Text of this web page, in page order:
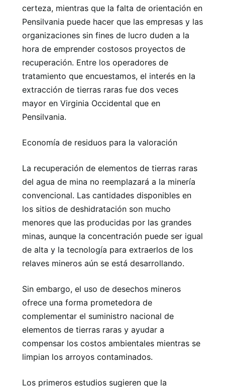
certeza, mientras que la falta de orientación en
Pensilvania puede hacer que las empresas y las
organizaciones sin fines de lucro duden a la
hora de emprender costosos proyectos de
recuperación. Entre los operadores de
tratamiento que encuestamos, el interés en la
extracción de tierras raras fue dos veces
mayor en Virginia Occidental que en
Pensilvania.
Economía de residuos para la valoración
La recuperación de elementos de tierras raras
del agua de mina no reemplazará a la minería
convencional. Las cantidades disponibles en
los sitios de deshidratación son mucho
menores que las producidas por las grandes
minas, aunque la concentración puede ser igual
de alta y la tecnología para extraerlos de los
relaves mineros aún se está desarrollando.
Sin embargo, el uso de desechos mineros
ofrece una forma prometedora de
complementar el suministro nacional de
elementos de tierras raras y ayudar a
compensar los costos ambientales mientras se
limpian los arroyos contaminados.
Los primeros estudios sugieren que la